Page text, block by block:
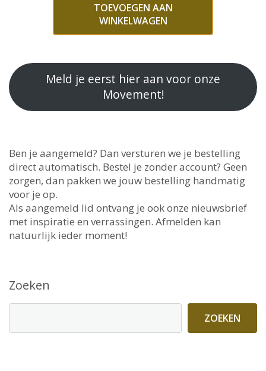
TOEVOEGEN AAN
WINKELWAGEN
Meld je eerst hier aan voor onze
Movement!
Ben je aangemeld? Dan versturen we je bestelling
direct automatisch. Bestel je zonder account? Geen
zorgen, dan pakken we jouw bestelling handmatig
voor je op.
Als aangemeld lid ontvang je ook onze nieuwsbrief
met inspiratie en verrassingen. Afmelden kan
natuurlijk ieder moment!
Zoeken
ZOEKEN